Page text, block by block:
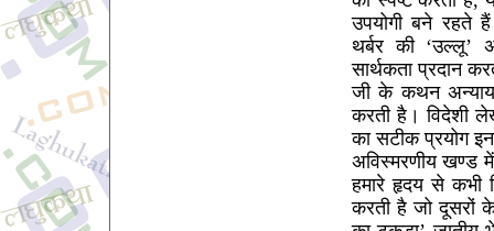
उपयोगी बने रहते
थर्बर की ‘उल्लू’
सार्थकता प्रदान
जी के कथन अन्याय
करती है। विदेशी
का सटीक प्रयोग
अविस्मरणीय खण्ड
हमारे हृदय से कभी
करती है जो दूसरों